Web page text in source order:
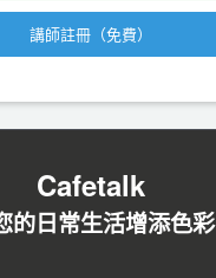
講師註冊（免費）
Cafetalk
的日常生活增添色彩